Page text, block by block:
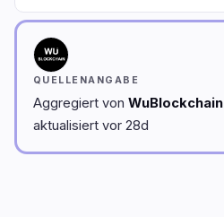
QUELLENANGABE
Aggregiert von WuBlockchain
aktualisiert vor 28d